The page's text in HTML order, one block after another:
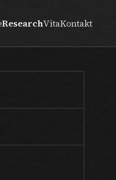
ResearchVitaKontakt